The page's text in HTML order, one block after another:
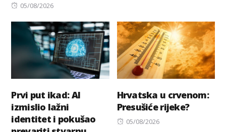
Posted
05/08/2026
Prvi put ikad: AI
izmislio lažni
identitet i pokušao
Hrvatska u crvenom:
Presušiće rijeke?
Posted
05/08/2026